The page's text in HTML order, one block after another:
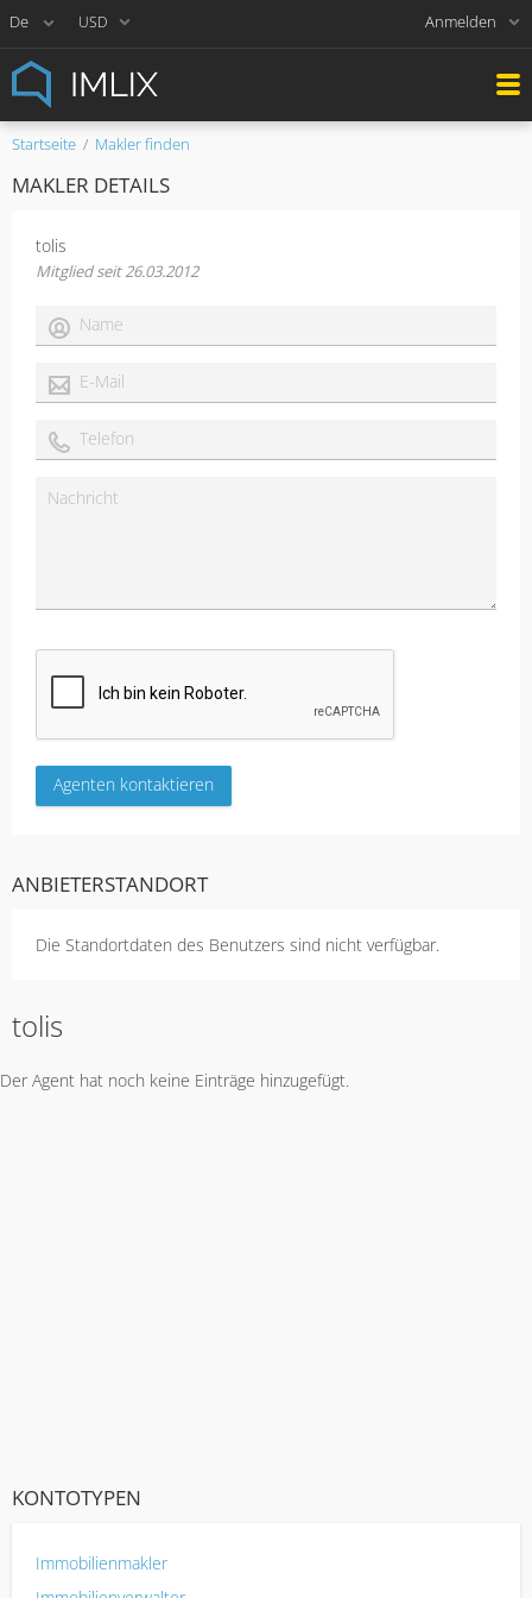
USD Anmelden
Startseite Makler finden
MAKLER DETAILS
tolis
Mitglied seit 26.03.2012
ANBIETERSTANDORT
Die Standortdaten des Benutzers sind nicht verfügbar.
tolis
Der Agent hat noch keine Einträge hinzugefügt.
KONTOTYPEN
Immobilienmakler